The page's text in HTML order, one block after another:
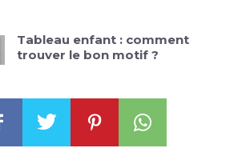
Tableau enfant : comment
trouver le bon motif ?